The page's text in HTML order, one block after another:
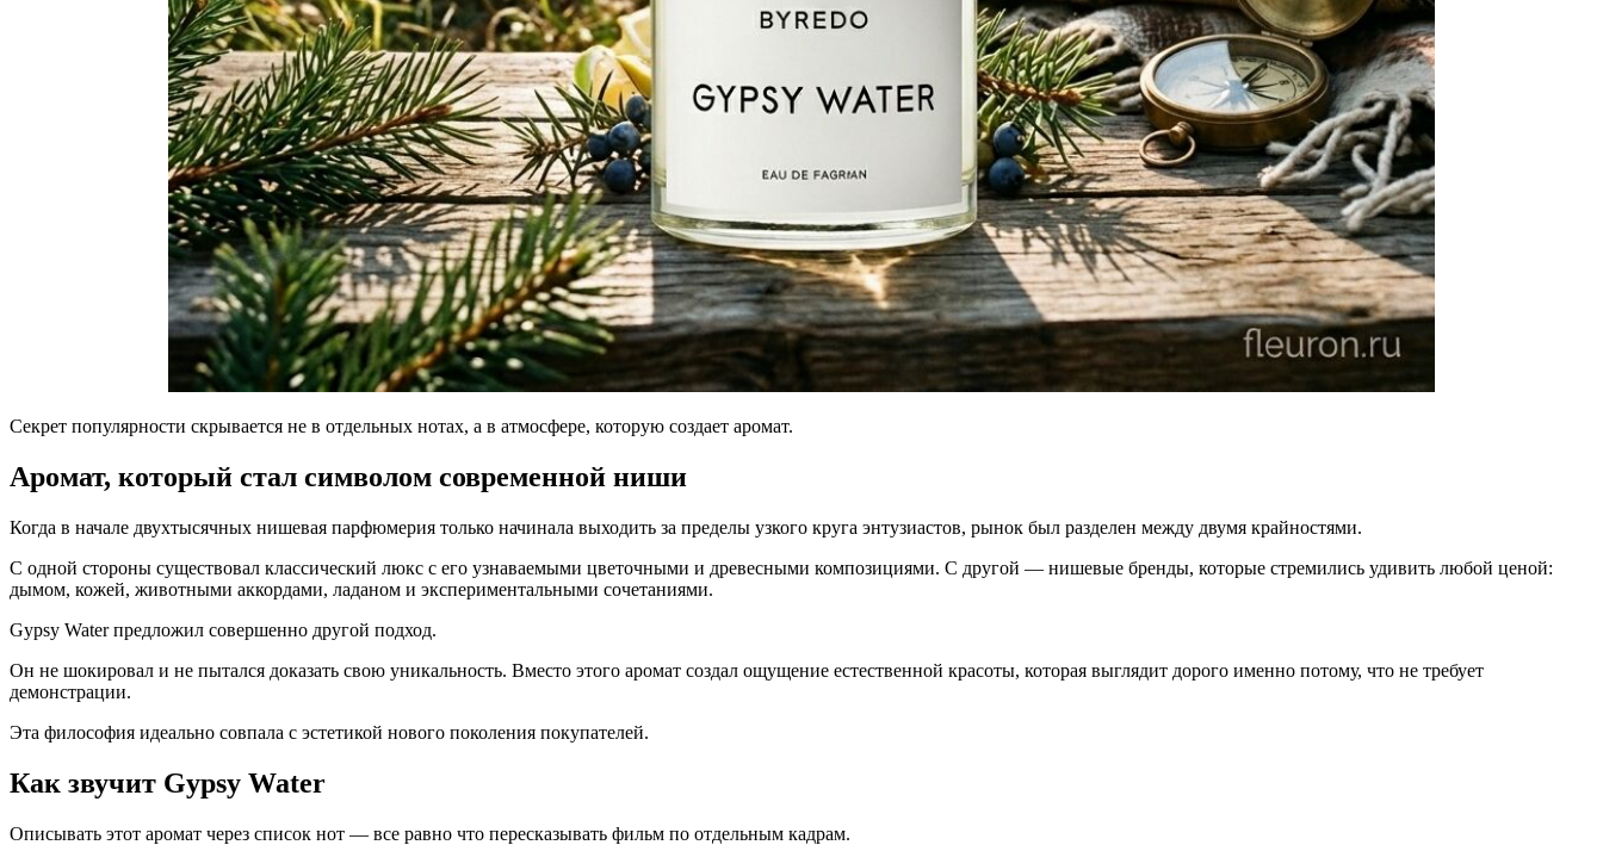
Секрет популярности скрывается не в отдельных нотах, а в атмосфере, которую создает аромат.
Аромат, который стал символом современной ниши
Когда в начале двухтысячных нишевая парфюмерия только начинала выходить за пределы узкого круга энтузиастов, рынок был разделен между двумя крайностями.
С одной стороны существовал классический люкс с его узнаваемыми цветочными и древесными композициями. С другой — нишевые бренды, которые стремились удивить любой ценой:
дымом, кожей, животными аккордами, ладаном и экспериментальными сочетаниями.
Gypsy Water предложил совершенно другой подход.
Он не шокировал и не пытался доказать свою уникальность. Вместо этого аромат создал ощущение естественной красоты, которая выглядит дорого именно потому, что не требует
демонстрации.
Эта философия идеально совпала с эстетикой нового поколения покупателей.
Как звучит Gypsy Water
Описывать этот аромат через список нот — все равно что пересказывать фильм по отдельным кадрам.